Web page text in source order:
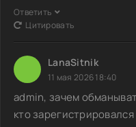
Ответить
Цитировать
LanaSitnik
11 мая 2026 18:40
admin, зачем
кто зарегистрировался